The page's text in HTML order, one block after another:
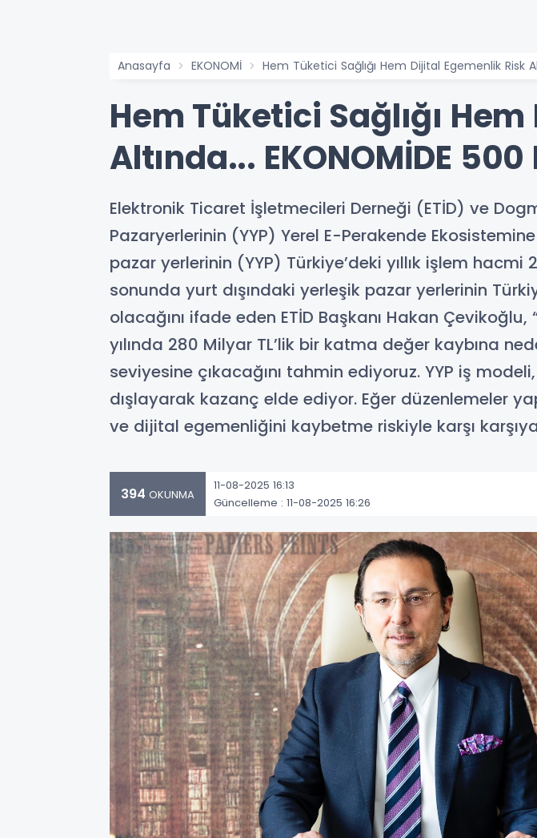
Anasayfa EKONOMİ Hem Tüketici Sağlığı Hem Dijital Egemenlik Risk
Hem Tüketici Sağlığı
Altında... EKONOMİDE 500
Elektronik Ticaret İşletmecileri Derneği (ETİD) ve
Pazaryerlerinin (YYP) Yerel E-Perakende
pazar yerlerinin (YYP) Türkiye’deki yıllık işlem
sonunda yurt dışındaki yerleşik pazar yerlerinin
olacağını ifade eden ETİD Başkanı Hakan
yılında 280 Milyar TL’lik bir katma değer kaybına
seviyesine çıkacağını tahmin ediyoruz. YYP iş
dışlayarak kazanç elde ediyor. Eğer düzenlemeler
ve dijital egemenliğini kaybetme riskiyle karşı
394 OKUNMA
11-08-2025 16:13
Güncelleme : 11-08-2025 16:26